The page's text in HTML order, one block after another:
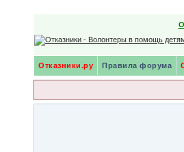
Отказники.ру Правила форума